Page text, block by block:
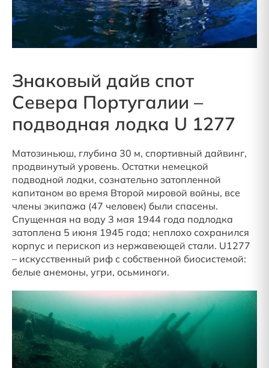
Знаковый дайв спот
Севера Португалии –
подводная лодка U 1277
Матозиньюш, глубина 30 м, спортивный дайвинг,
продвинутый уровень. Остатки немецкой
подводной лодки, сознательно затопленной
капитаном во время Второй мировой войны, все
члены экипажа (47 человек) были спасены.
Спущенная на воду 3 мая 1944 года подлодка
затоплена 5 июня 1945 года; неплохо сохранился
корпус и перископ из нержавеющей стали. U1277
– искусственный риф с собственной биосистемой:
белые анемоны, угри, осьминоги.